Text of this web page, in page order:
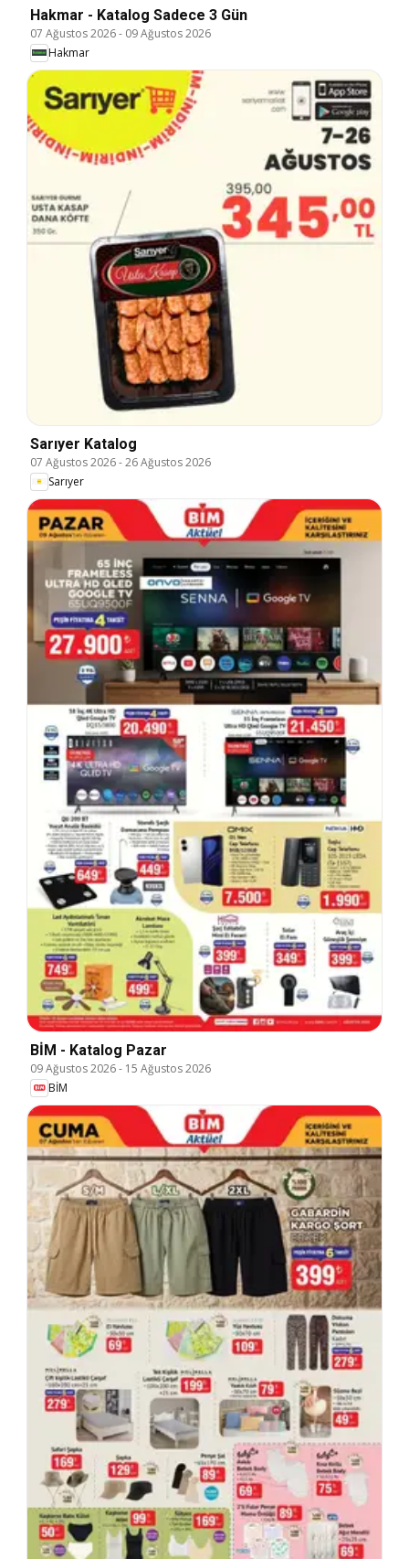
Hakmar - Katalog Sadece 3 Gün
07 Ağustos 2026- 09 Ağustos 2026
Hakmar
Sarıyer Katalog
07 Ağustos 2026-26 Ağustos 2026
Sarıyer
BİM - Katalog Pazar
09 Ağustos 2026- 15 Ağustos 2026
BİM